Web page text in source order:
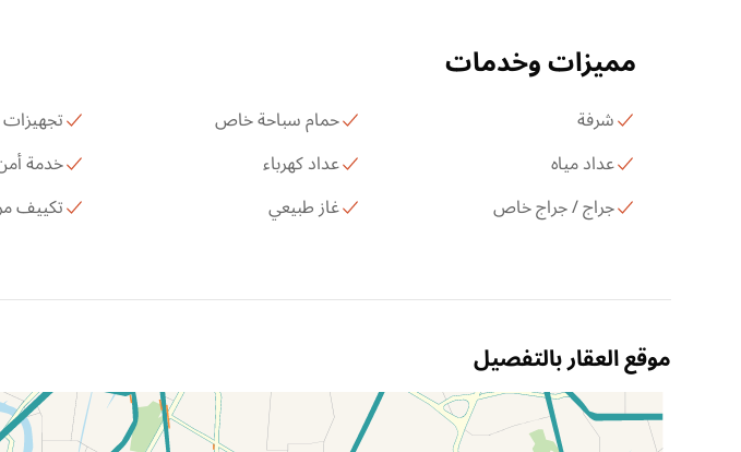
مميزات وخدمات
شرفة حمام سباحة خاص
عداد مياه
عداد كهرباء
خدمة
جراج / جراج خاص
غاز طبيعي تكييف
موقع العقار بالتفصيل